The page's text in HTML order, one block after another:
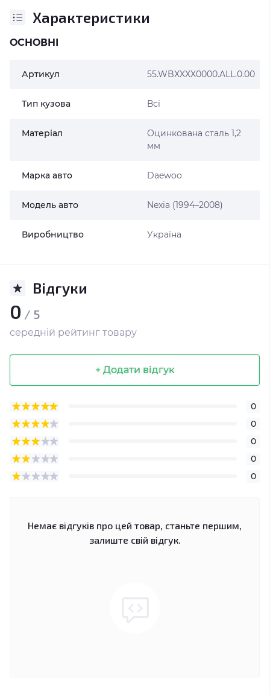
Характеристики
ОСНОВНІ
Артикул 55.WBXXXX0000.ALL.0.00
Тип кузова Всі
Матеріал
Оцинкована сталь 1,2
мм
Марка авто Daewoo
Модель авто Nexia (1994–2008)
Виробництво Україна
Відгуки
0 / 5
середній рейтинг товару
+ Додати відгук
0
0
0
0
0
Немає відгуків про цей товар, станьте першим,
залиште свій відгук.